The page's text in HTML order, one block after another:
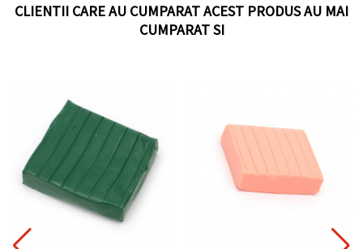
CLIENTII CARE AU CUMPARAT ACEST PRODUS AU MAI
CUMPARAT SI